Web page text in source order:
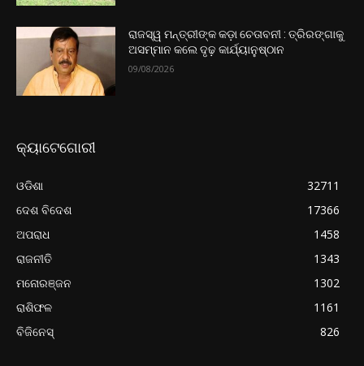
ରାଜସ୍ୱ ମନ୍ତ୍ରୀଙ୍କ କଡ଼ା ଚେତାବନୀ : ତ୍ରିରଙ୍ଗାକୁ
ଅସମ୍ମାନ କଲେ ଦୃଢ଼ କାର୍ଯ୍ୟାନୁଷ୍ଠାନ
09/08/2026
କ୍ୟାଟେଗୋରୀ
ଓଡିଶା
32711
ଦେଶ ବିଦେଶ
17366
ଅପରାଧ
1458
ରାଜନୀତି
1343
ମନୋରଞ୍ଜନ
1302
ରାଶିଫଳ
1161
ବିଜିନେସ୍
826